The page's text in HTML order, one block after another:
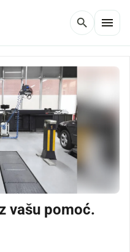
search menu
vašu pomoć.